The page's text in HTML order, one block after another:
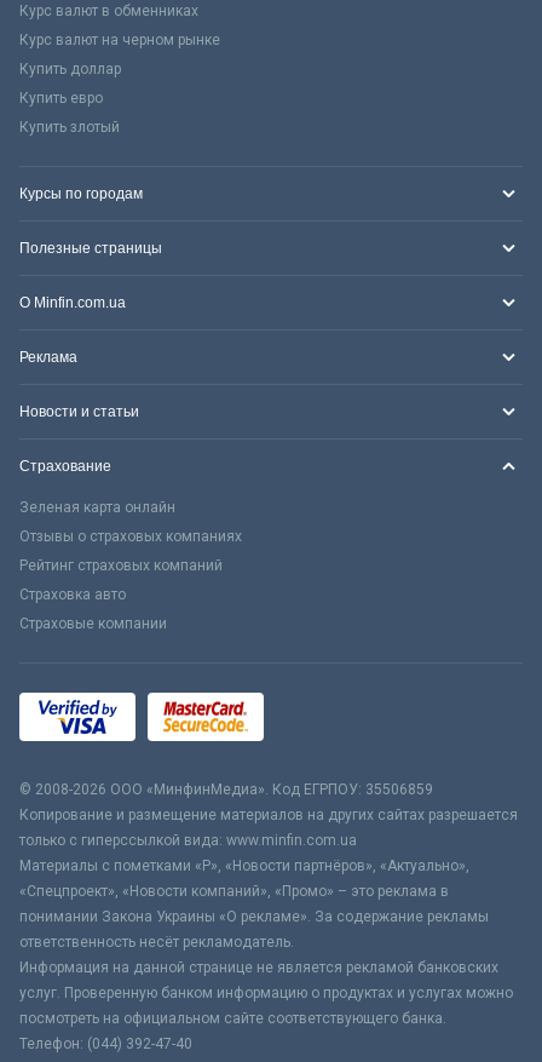
Курс валют в обменниках
Курс валют на черном рынке
Купить доллар
Купить евро
Купить злотый
Курсы по городам
Полезные страницы
О Minfin.com.ua
Реклама
Новости и статьи
Страхование
Зеленая карта онлайн
Отзывы о страховых компаниях
Рейтинг страховых компаний
Страховка авто
Страховые компании
© 2008-2026 ООО «МинфинМедиа». Код ЕГРПОУ: 35506859
Копирование и размещение материалов на других сайтах разрешается
только с гиперссылкой вида: www.minfin.com.ua
Материалы с пометками «Р», «Новости партнёров», «Актуально»,
«Спецпроект», «Новости компаний», «Промо» – это реклама в
понимании Закона Украины «О рекламе». За содержание рекламы
ответственность несёт рекламодатель.
Информация на данной странице не является рекламой банковских
услуг. Проверенную банком информацию о продуктах и услугах можно
посмотреть на официальном сайте соответствующего банка.
Телефон: (044) 392-47-40